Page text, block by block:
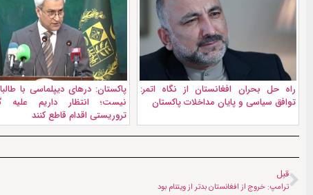
راه حل بحران افغانستان از نگاه اتمر:
توافق سیاسی و پایان مداخلات پاکستان
پاکستان: درهای دیپلماسی با
نیست؛ انتظار داریم علیه
تروریستی اقدام قاطع کنند
قبل
ترامپ: خروج از افغانستان بدتر از ویتنام بود